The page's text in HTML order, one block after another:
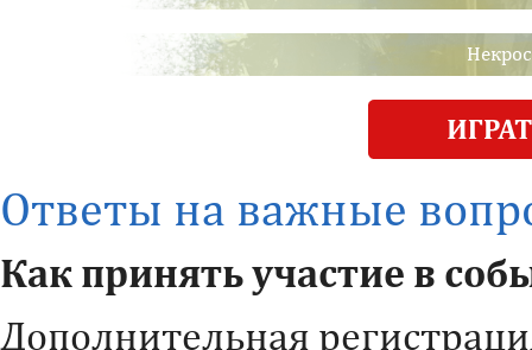
Некрос
Ответы на важные
Как принять участие в
Дополнительная